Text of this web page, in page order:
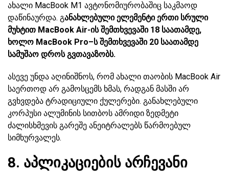
ახალი MacBook M1 ავტონომიურობაშიც საკმაოდ
დაწინაურდა. განახლებული ელემენტი ერთი სრული
მუხტით MacBook Air-ის შემთხვევაში 18 საათამდე,
ხოლო MacBook Pro–ს შემთხვევაში 20 საათამდე
სამუშაო დროს გვთავაზობს.
ასევე უნდა აღინიშნოს, რომ ახალი თაობის MacBook Air
საერთოდ არ გამოსცემს ხმას, რადგან მასში არ
გვხვდება ტრადიციული ქულერები. განახლებული
კორპუსი ალუმინის სითბოს ამრიდი ზედმეტი
ძალისხმევის გარეშე ანეიტრალებს წარმოებულ
სიმხურვალეს.
8. აპლიკაციების არჩევანი